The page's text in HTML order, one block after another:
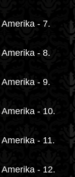
- 7.
- 8.
- 9.
- 10.
- 11.
- 12.